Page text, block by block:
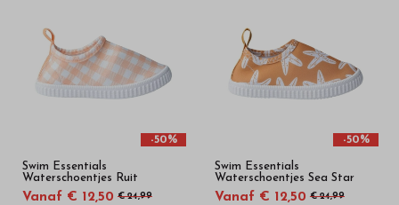
-50%
Swim Essentials
Waterschoentjes Ruit
Vanaf € 12,50 € 24,99
-50%
Swim Essentials
Waterschoentjes Sea Star
Vanaf € 12,50 € 24,99